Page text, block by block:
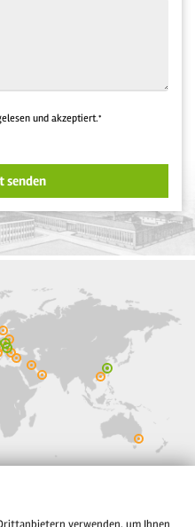
und akzeptiert.
senden